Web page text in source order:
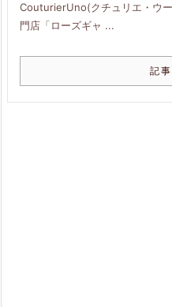
CouturierUno(クチュリエ・ウ
門店「ローズギャ ...
記